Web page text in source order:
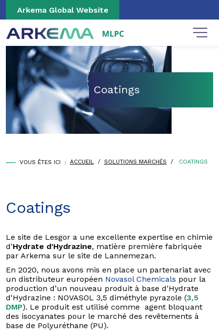
Arkema Global Website
Coatings
FIL D'ARIANE
VOUS ÊTES ICI : ACCUEIL / SOLUTIONS MARCHÉS / COATINGS
Coatings
Le site de Lesgor a une excellente expertise en chimie
d'Hydrate d'Hydrazine, matière première fabriquée
par Arkema sur le site de Lannemezan.
En 2020, nous avons mis en place un partenariat avec
un distributeur européen Novasol Chemicals pour la
production d’un nouveau produit à base d'Hydrate
d'Hydrazine : NOVASOL 3,5 diméthyle pyrazole (3,5
DMP). Le produit est utilisé comme agent bloquant
des isocyanates pour le marché des revêtements à
base de Polyuréthane (PU).